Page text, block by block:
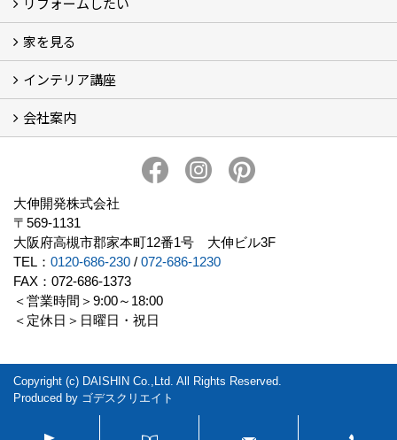
小さなリフォーム
大きなリフォーム
ビフォーアフター
家を見る
お客様の声
フォトギャラリー
ただいま建築中
施工実績
インテリア講座
イベント予告
イベント報告
会社案内
プライバシーポリシー
大伸開発株式会社
〒569-1131
大阪府高槻市郡家本町12番1号 大伸ビル3F
TEL： 0120-686-230 / 072-686-1230
FAX：072-686-1373
＜営業時間＞9:00～18:00
＜定休日＞日曜日・祝日
Copyright (c) DAISHIN Co.,Ltd. All Rights Reserved.
Produced by ゴデスクリエイト